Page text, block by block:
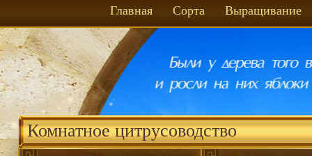
Главная Сорта Выращивание
Комнатное цитрусоводство